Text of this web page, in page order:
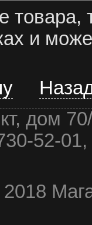
товара,
и
дом
52-